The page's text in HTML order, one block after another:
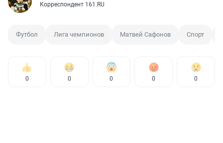
Корреспондент 161.RU
Футбол Лига чемпионов Матвей Сафонов Спорт
0 0 0 0 0